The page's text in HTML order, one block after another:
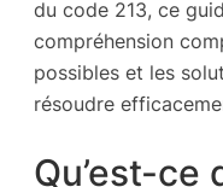
du code 213, ce
compréhension
possibles et les
résoudre
Qu’est-ce